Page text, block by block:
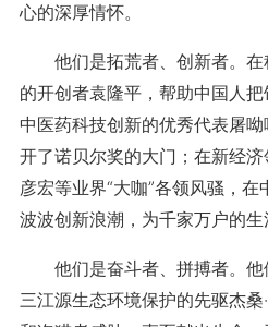
心的深厚情怀。
他们是拓荒者、创新者。在
的开创者袁隆平，帮助中国人把
中医药科技创新的优秀代表屠
开了诺贝尔奖的大门；在新经
彦宏等业界“大咖”各领风骚，
波波创新浪潮，为千家万户的生
他们是奋斗者、拼搏者。他
三江源生态环境保护的先驱杰